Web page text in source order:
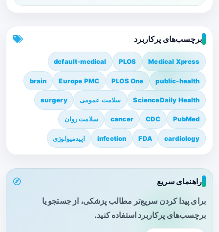
برچسب‌های پرکاربرد
Medical Xpress
PLOS
default-medical
public-health
PLOS One
Europe PMC
brain
ScienceDaily Health سلامت عمومی surgery
PubMed
CDC
cancer سلامت روان
cardiology
FDA
infection اپیدمیولوژی
راهنمای سریع
برای پیدا کردن سریع‌تر مطالب پزشکی، از جستجو یا
برچسب‌های پرکاربرد استفاده کنید.